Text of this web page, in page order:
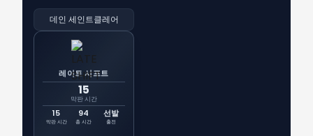
데인 세인트클레어
레이트 시프트
15
막판 시간
15
막판 시간
94
총 시간
선발
출전